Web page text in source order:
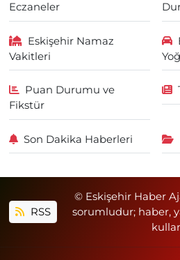
Eczaneler
Eskişehir Namaz
Vakitleri
Puan Durumu ve
Fikstür
Son Dakika Haberleri
RSS
© Eskişehir Haber
sorumludur; haber,